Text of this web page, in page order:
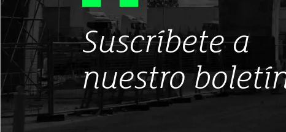
Suscríbete a
nuestro